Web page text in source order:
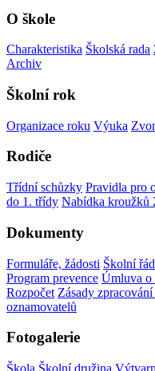
O škole
Charakteristika Školská rada
Archiv
Školní rok
Organizace roku Výuka
Rodiče
Třídní schůzky Pravidla pro
do 1. třídy Nabídka kroužků
Dokumenty
Formuláře, žádosti Školní řád
Program prevence Úmluva o
Rozpočet Zásady
oznamovatelů
Fotogalerie
Škola Školní družina